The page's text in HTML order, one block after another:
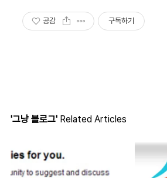
공감 구독하기
'그냥 블로그' Related Articles